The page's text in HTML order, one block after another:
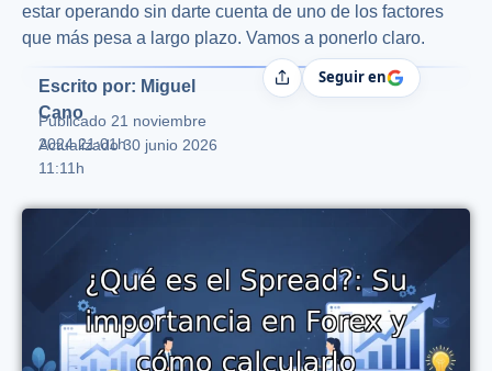
estar operando sin darte cuenta de uno de los factores
que más pesa a largo plazo. Vamos a ponerlo claro.
Escrito por: Miguel
Cano
Publicado 21 noviembre
2024 21:01h
Actualizado 30 junio 2026
11:11h
CompartirSeguir en